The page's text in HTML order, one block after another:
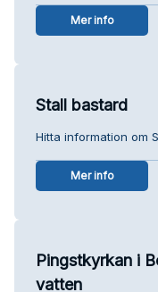
Mer info
Stall bastard
Hitta information om
Mer info
Pingstkyrkan i
vatten